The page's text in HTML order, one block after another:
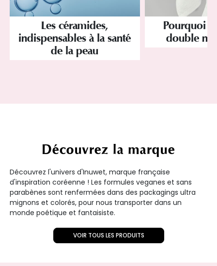
Les céramides,
indispensables à la santé
de la peau
Pourquoi
double
Découvrez la marque
Découvrez l'univers d'Inuwet, marque française
d'inspiration coréenne ! Les formules veganes et sans
parabènes sont renfermées dans des packagings ultra
mignons et colorés, pour nous transporter dans un
monde poétique et fantaisiste.
VOIR TOUS LES PRODUITS